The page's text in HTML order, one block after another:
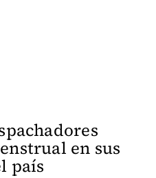
en sus
país